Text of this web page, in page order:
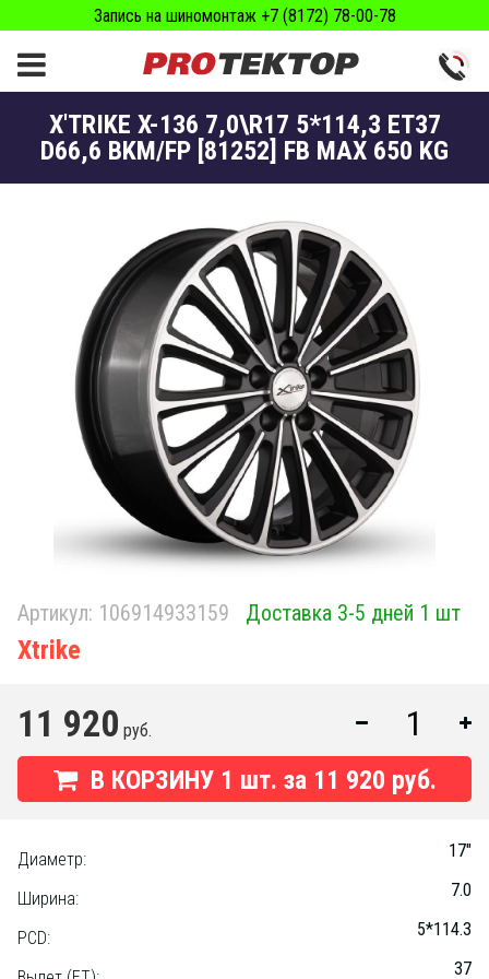
Запись на шиномонтаж +7 (8172) 78-00-78
X'TRIKE X-136 7,0\R17 5*114,3 ET37
D66,6 BKM/FP [81252] FB MAX 650 KG
Артикул: 106914933159 Доставка 3-5 дней 1 шт
Xtrike
11 920 руб.
В КОРЗИНУ 1 шт. за 11 920 руб.
Диаметр: 17"
Ширина: 7.0
PCD: 5*114.3
37